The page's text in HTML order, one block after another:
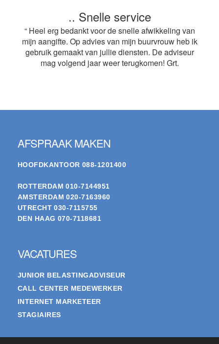
.. Snelle service
“ Heel erg bedankt voor de snelle afwikkeling van
mijn aangifte. Op advies van mijn buurvrouw heb ik
gebruik gemaakt van jullie diensten. De adviseur
mag volgend jaar weer terugkomen! Grt.
AFSPRAAK MAKEN
HOOFDKANTOOR 088-1201400
ROTTERDAM 010-7144951
AMSTERDAM 020-7163960
UTRECHT 030-7115755
DEN HAAG 070-7118681
VACATURES
JUNIOR BELASTINGADVISEUR
CALL CENTER MEDEWERKER
INTERNET MARKETEER
STAGIAIRES